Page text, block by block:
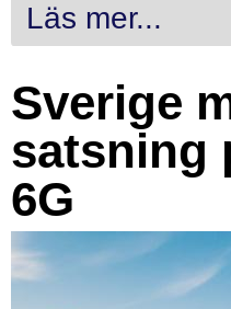
Läs mer...
Sverige
satsning
6G